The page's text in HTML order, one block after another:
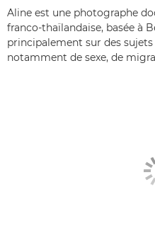
Aline est une photographe
franco-thaïlandaise, basée à
principalement sur des
notamment de sexe, de